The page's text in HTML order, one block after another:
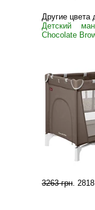
Другие цвета
Детский
Chocolate
3263 грн.